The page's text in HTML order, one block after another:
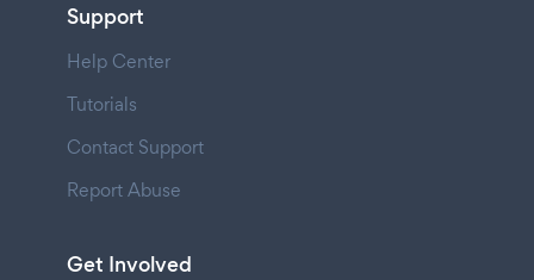
Support
Help Center
Tutorials
Contact Support
Report Abuse
Get Involved